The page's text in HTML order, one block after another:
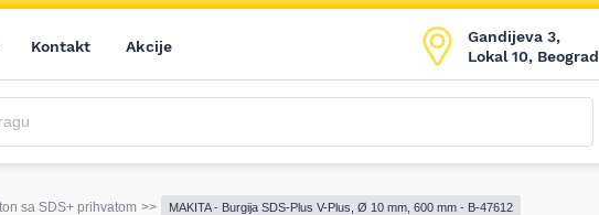
Kontakt Akcije
Gandijeva 3,
Lokal 10, Beograd
sa SDS+ prihvatom >> MAKITA - Burgija SDS-Plus V-Plus, Ø 10 mm, 600 mm - B-47612